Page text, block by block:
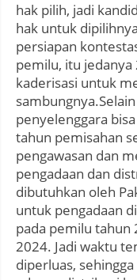
hak pilih, jadi
hak untuk
persiapan
pemilu, itu
kaderisasi untuk
penyelenggara
tahun pemisahan
pengawasan dan
pengadaan dan
dibutuhkan oleh
untuk pengadaan
pada pemilu tahun
2024. Jadi waktu
diperluas,